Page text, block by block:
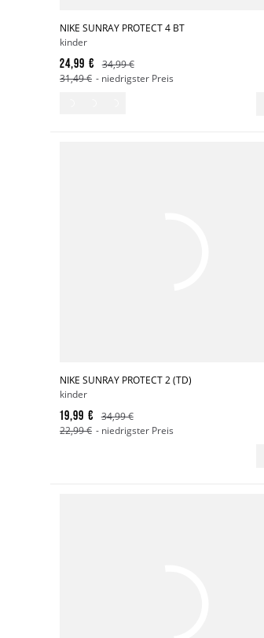
NIKE SUNRAY PROTECT 4 BT
kinder
24,99 €
34,99 €
31,49 € - niedrigster Preis
NIKE SUNRAY PROTECT 2 (TD)
kinder
19,99 €
34,99 €
22,99 € - niedrigster Preis